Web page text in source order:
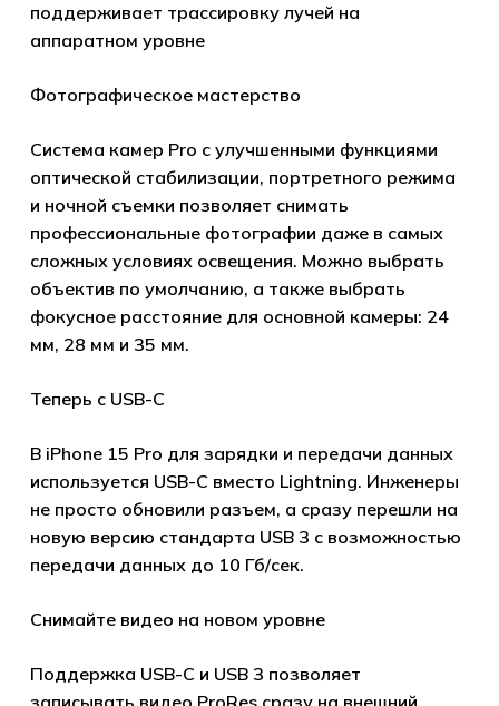
поддерживает трассировку лучей на
аппаратном уровне
Фотографическое мастерство
Система камер Pro с улучшенными функциями
оптической стабилизации, портретного режима
и ночной съемки позволяет снимать
профессиональные фотографии даже в самых
сложных условиях освещения. Можно выбрать
объектив по умолчанию, а также выбрать
фокусное расстояние для основной камеры: 24
мм, 28 мм и 35 мм.
Теперь с USB-C
В iPhone 15 Pro для зарядки и передачи данных
используется USB-C вместо Lightning. Инженеры
не просто обновили разъем, а сразу перешли на
новую версию стандарта USB 3 с возможностью
передачи данных до 10 Гб/сек.
Снимайте видео на новом уровне
Поддержка USB-C и USB 3 позволяет